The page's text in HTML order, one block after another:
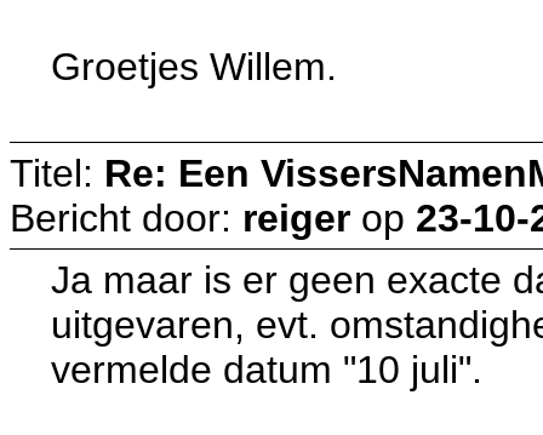
Groetjes Willem.
Titel: Re: Een
Bericht door: reiger op 23-10-
Ja maar is er geen exacte
uitgevaren, evt.
vermelde datum "10 juli".